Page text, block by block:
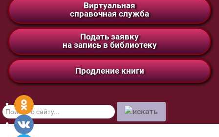
Виртуальная
справочная служба
Подать заявку
на запись в библиотеку
Продление книги
Поиск
по
сайту